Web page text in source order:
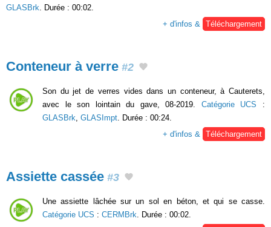
GLASBrk. Durée : 00:02.
+ d'infos & Téléchargement
Conteneur à verre #2
Son du jet de verres vides dans un conteneur, à Cauterets,
avec le son lointain du gave, 08-2019. Catégorie UCS :
GLASBrk GLASImpt . Durée : 00:24.
+ d'infos &
Téléchargement
Assiette cassée #3
Une assiette lâchée sur un sol en béton, et qui se casse.
Catégorie UCS : CERMBrk . Durée : 00:02.